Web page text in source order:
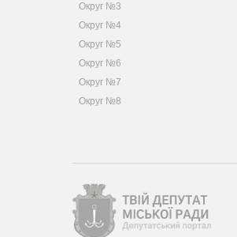
Округ №3
Округ №4
Округ №5
Округ №6
Округ №7
Округ №8